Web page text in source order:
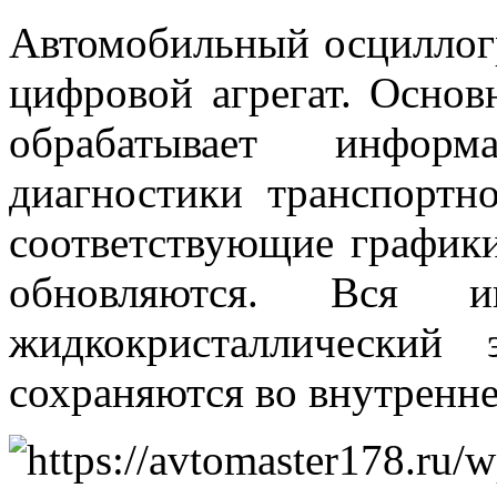
Автомобильный
цифровой агрегат.
обрабатывает
диагностики
соответствующие
обновляются. Вся
сохраняются во